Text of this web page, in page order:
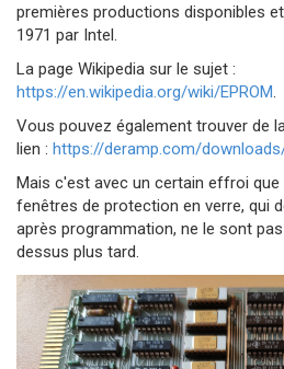
premières productions disponibles
1971 par Intel.
La page Wikipedia sur le sujet :
https://en.wikipedia.org/wiki/EPROM.
Vous pouvez également trouver de
lien : https://deramp.com/
Mais c'est avec un certain effroi
fenêtres de protection en verre, qui
après programmation, ne le sont
dessus plus tard.